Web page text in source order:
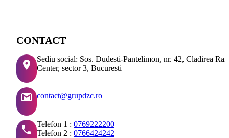
CONTACT
Sediu social: Sos. Dudesti-Pantelimon, nr. 42, Cladirea
Center, sector 3, Bucuresti
contact@grupdzc.ro
Telefon 1 : 0769222200
Telefon 2 : 0766424242